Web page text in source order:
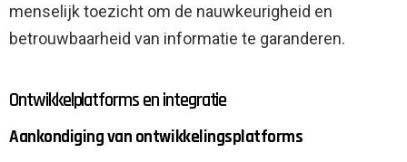
menselijk toezicht om de nauwkeurigheid en
betrouwbaarheid van informatie te garanderen.
Ontwikkelplatforms en integratie
Aankondiging van ontwikkelingsplatforms